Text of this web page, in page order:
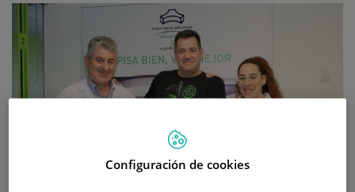
Configuración de cookies